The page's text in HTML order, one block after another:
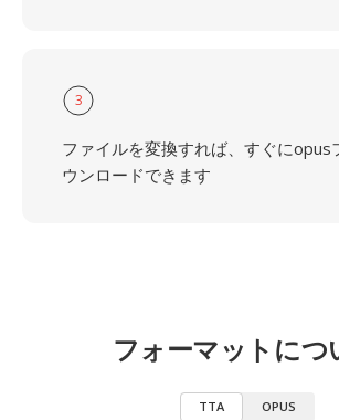
3
ファイルを変換すれば、すぐにopus
ウンロードできます
フォーマットにつ
TTA OPUS